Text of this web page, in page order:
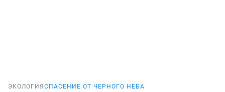
ЭКОЛОГИЯ СПАСЕНИЕ ОТ ЧЕРНОГО НЕБА